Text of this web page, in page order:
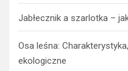
Jabłecznik a szarlotka –
Osa leśna:
ekologiczne